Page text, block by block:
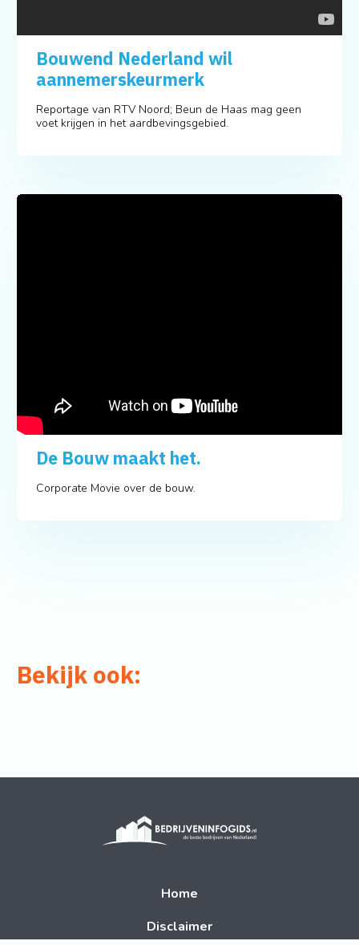
Bouwend Nederland wil
aannemerskeurmerk
Reportage van RTV Noord; Beun de Haas mag geen
voet krijgen in het aardbevingsgebied.
De Bouw maakt het.
Corporate Movie over de bouw.
Bekijk ook:
Home
Disclaimer